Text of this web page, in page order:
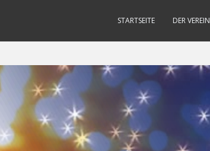
STARTSEITE DER VEREIN